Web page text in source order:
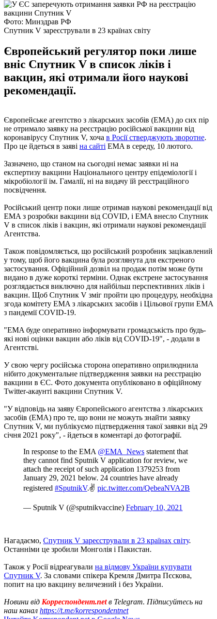
Фото: Минздрав РФ
Спутник V зареєстрували в 23 країнах світу
Європейський регулятор поки лише
вніс Спутник V в список ліків і
вакцин, які отримали його наукові
рекомендації.
Європейське агентство з лікарських засобів (EMA) до сих пір
не отримало заявку на реєстрацію російської вакцини від
коронавірусу Спутник V, хоча в Росії стверджують зворотне.
Про це йдеться в заяві на сайті EMA в середу, 10 лютого.
Зазначено, що станом на сьогодні немає заявки ні на
експертизу вакцини Національного центру епідеміології і
мікробіології ім. Гамалії, ні на видачу їй реєстраційного
посвідчення.
Російський центр поки лише отримав наукові рекомендації від
EMA з розробки вакцини від COVID, і EMA внесло Спутник
V в список ліків і вакцин, які отримали наукові рекомендації
Агентства.
Також повідомляється, що російський розробник зацікавлений
у тому, щоб його вакцина була розглянута для екстреного
застосування. Офіційний дозвіл на продаж потім може бути
видано в дуже короткі терміни. Однак екстрене застосування
розглядається виключно для найбільш перспективних ліків і
вакцин. Щоб Спутник V зміг пройти цю процедуру, необхідна
згода комітету EMA з лікарських засобів і Цільової групи EMA
з пандемії COVID-19.
"EMA буде оперативно інформувати громадськість про будь-
які нові оцінки вакцин або ліків від COVID-19", - додали в
Агентстві.
У свою чергу російська сторона оперативно оприлюднила
нібито документальне підтвердження заявки на реєстрацію
вакцини в ЄС. Фото документа опубліковано в офіційному
Twitter-акаунті вакцини Спутник V.
"У відповідь на заяву Європейського агентства з лікарських
засобів (ЕМА) про те, що вони не можуть знайти заявку
Спутник V, ми публікуємо підтвердження такої заявки від 29
січня 2021 року", - йдеться в коментарі до фотографії.
In response to the EMA @EMA_News statement that
they cannot find Sputnik V application for review, we
attach the receipt of such application 1379253 from
January 29, 2021 below. 24 countries have already
registered #SputnikV.✌️ pic.twitter.com/QebeaNVA2B
— Sputnik V (@sputnikvaccine) February 10, 2021
Нагадаємо, Спутник V зареєстрували в 23 країнах світу.
Останніми це зробили Монголія і Пакистан.
Також у Росії відреагували на відмову України купувати
Спутник V. За словами спікера Кремля Дмитра Пєскова,
попит на цю вакцину величезний і без України.
Новини від Корреспондент.netв Telegram. Підписуйтесь на
наш канал https://t.me/korrespondentnet